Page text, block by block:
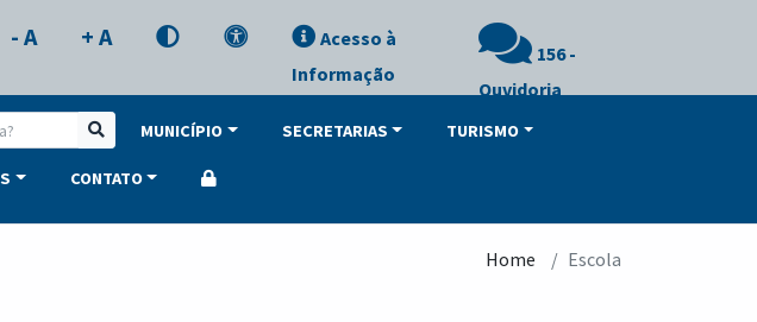
- A + A
Acesso à
Informação
156 -
Ouvidoria
MUNICÍPIO SECRETARIAS TURISMO
CONTATO
Home Escola